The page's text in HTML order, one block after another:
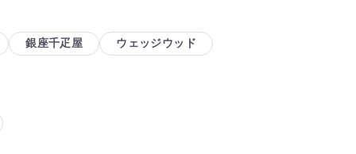
銀座千疋屋 ウェッジウッド